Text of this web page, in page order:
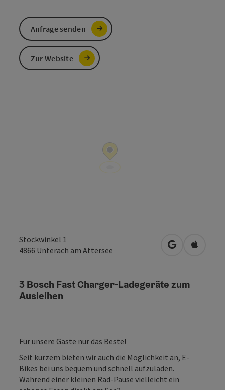
Stockwinkel 1
4866 Unterach am Attersee in Google
in
3 Bosch Fast Charger-Ladegeräte zum
Ausleihen
Für unsere Gäste nur das Beste!
Seit kurzem bieten wir auch die Möglichkeit an, E-
Bikes bei uns bequem und schnell aufzuladen.
Während einer kleinen Rad-Pause vielleicht ein
Anfrage senden
Zur Website